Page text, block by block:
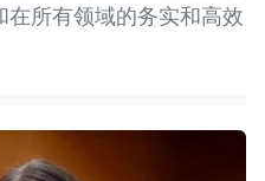
所有领域的务实和高效